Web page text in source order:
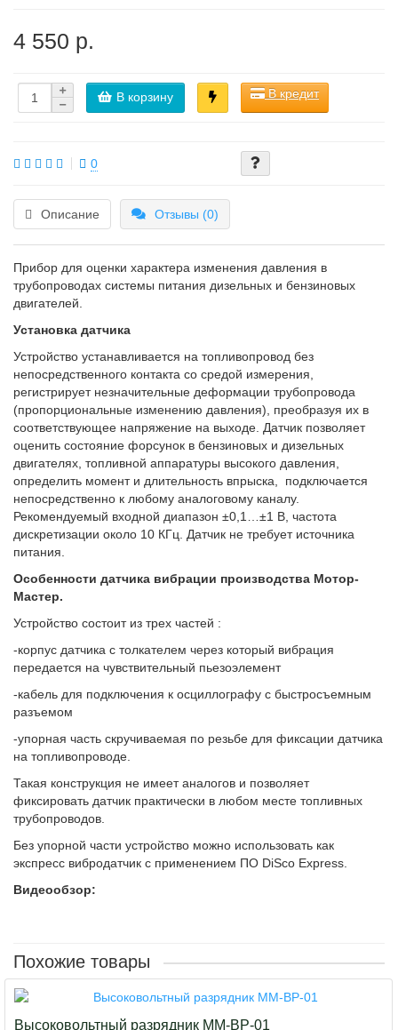
4 550 р.
В корзину В кредит
0
Описание Отзывы (0)
Прибор для оценки характера изменения давления в
трубопроводах системы питания дизельных и бензиновых
двигателей.
Установка датчика
Устройство устанавливается на топливопровод без
непосредственного контакта со средой измерения,
регистрирует незначительные деформации трубопровода
(пропорциональные изменению давления), преобразуя их в
соответствующее напряжение на выходе. Датчик позволяет
оценить состояние форсунок в бензиновых и дизельных
двигателях, топливной аппаратуры высокого давления,
определить момент и длительность впрыска, подключается
непосредственно к любому аналоговому каналу.
Рекомендуемый входной диапазон ±0,1…±1 В, частота
дискретизации около 10 КГц. Датчик не требует источника
питания.
Особенности датчика вибрации производства Мотор-
Мастер.
Устройство состоит из трех частей :
-корпус датчика с толкателем через который вибрация
передается на чувствительный пьезоэлемент
-кабель для подключения к осциллографу с быстросъемным
разъемом
-упорная часть скручиваемая по резьбе для фиксации датчика
на топливопроводе.
Такая конструкция не имеет аналогов и позволяет
фиксировать датчик практически в любом месте топливных
трубопроводов.
Без упорной части устройство можно использовать как
экспресс вибродатчик с применением ПО DiSco Express.
Видеообзор:
Похожие товары
Высоковольтный разрядник ММ-ВР-01